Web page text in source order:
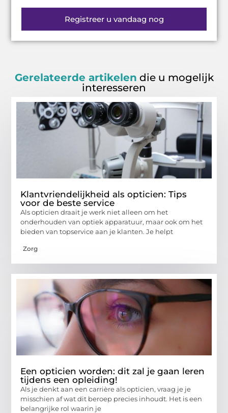
Registreer u vandaag nog
Gerelateerde artikelen die u mogelijk
interesseren
Klantvriendelijkheid als opticien: Tips
voor de beste service
Als opticien draait je werk niet alleen om het
onderhouden van optiek apparatuur, maar ook om het
bieden van topservice aan je klanten. Je helpt
Zorg
Een opticien worden: dit zal je gaan leren
tijdens een opleiding!
Als je denkt aan een carrière als opticien, vraag je je
misschien af wat dit beroep precies inhoudt. Het is een
belangrijke rol waarin je